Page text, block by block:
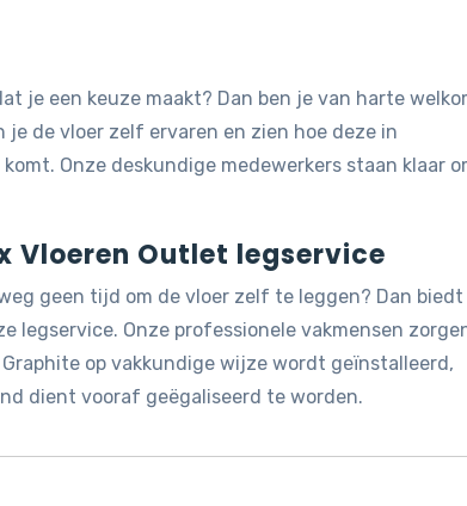
je een keuze maakt? Dan ben je van harte
je de vloer zelf ervaren en zien hoe deze in
Onze deskundige medewerkers staan klaar
Vloeren Outlet legservice
geen tijd om de vloer zelf te leggen? Dan biedt
legservice. Onze professionele vakmensen
op vakkundige wijze wordt geïnstalleerd,
dient vooraf geëgaliseerd te worden.